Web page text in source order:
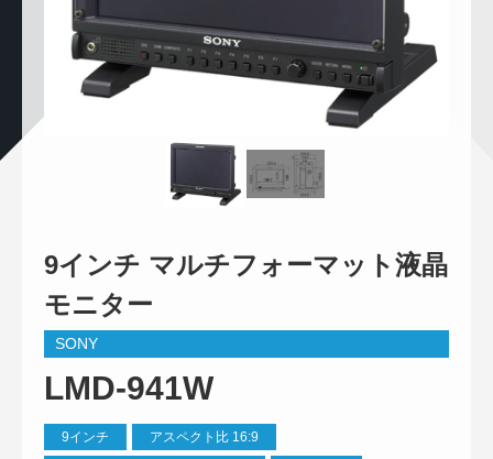
9インチ マルチフォーマット液晶
モニター
SONY
LMD-941W
9インチ アスペクト比 16:9